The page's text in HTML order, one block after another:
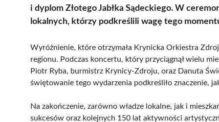
i dyplom Złotego Jabłka Sądeckiego. W
lokalnych, którzy podkreślili wagę tego
Wyróżnienie, które otrzymała Krynicka Orkiestra
regionu. Podczas koncertu, który przyciągnął wielu
Piotr Ryba, burmistrz Krynicy-Zdroju, oraz Danuta
świętowanie tego wydarzenia podkreśliło znaczenie,
Na zakończenie, zarówno władze lokalne, jak i
sukcesów oraz kolejnych 150 lat aktywności